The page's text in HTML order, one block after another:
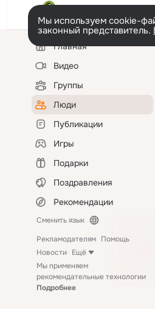
Мы используем cookie-
законный представитель.
Левая
колонкаГлавная
Видео
Группы
Люди
Публикации
Игры
Подарки
Поздравления
Рекомендации
Сменить язык
Рекламодателям Помощь
Новости Ещё
Мы применяем
рекомендательные технологии
Подробнее